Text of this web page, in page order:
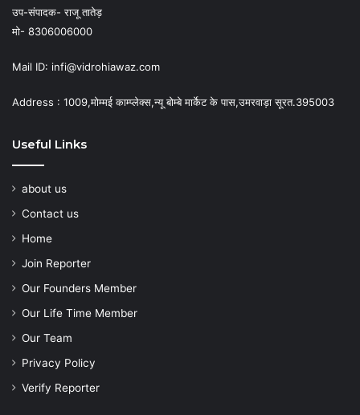
उप-संपादक- राजू तातेड़
मो- 8306006000
Mail ID: infi@vidrohiawaz.com
Address : 1009,मोम्मई काम्प्लेक्स,न्यू बोम्बे मार्केट के पास,उमरवाड़ा सूरत.395003
Useful Links
about us
Contact us
Home
Join Reporter
Our Founders Member
Our Life Time Member
Our Team
Privacy Policy
Verify Reporter